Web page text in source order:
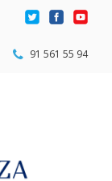
91 561 55 94